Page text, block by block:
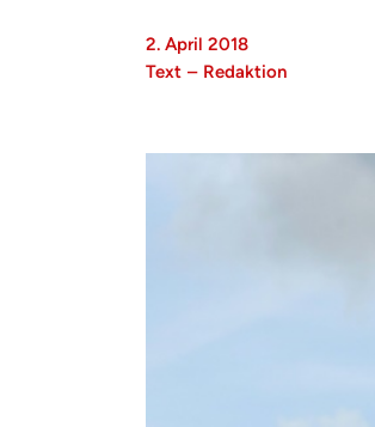
2. April 2018
Text – Redaktion